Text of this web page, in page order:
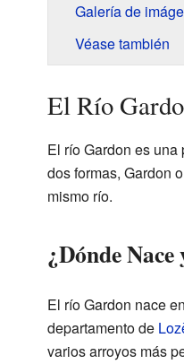
Galería de
Véase también
El Río
El río Gardon es
dos formas, Gardon
mismo río.
¿Dónde
El río Gardon nace
departamento de
varios arroyos más